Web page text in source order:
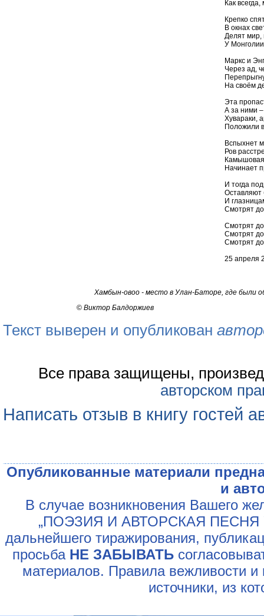
Как
Крепко
В окнах
Делят мир,
У
Маркс и
Через ад,
На своём
Эта
А за ними
Хувараки,
Положили
Вспыхнет
Ров
Начинает
И тогда
Оставляют
И
Смотрят
Смотрят
Смотрят
Смотрят
25 апреля
Хамбын-овоо - место в Улан-Баторе, где были
© Виктор Балдоржиев
Текст выверен и опубликован
Все права защищены,
авторском
Написать отзыв в книгу гостей
Опубликованные материали
и
В случае возникновения Вашего
„ПОЭЗИЯ И АВТОРСКАЯ ПЕСНЯ
дальнейшего тиражирования,
просьба НЕ ЗАБЫВАТЬ
материалов. Правила вежливости и
источники, из